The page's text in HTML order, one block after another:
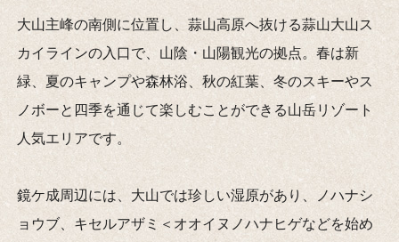
大山主峰の南側に位置し、蒜山高原へ抜ける蒜山大山ス
カイラインの入口で、山陰・山陽観光の拠点。春は新
緑、夏のキャンプや森林浴、秋の紅葉、冬のスキーやス
ノボーと四季を通じて楽しむことができる山岳リゾート
人気エリアです。
鏡ケ成周辺には、大山では珍しい湿原があり、ノハナシ
ョウブ、キセルアザミ＜オオイヌノハナヒゲなどを始め